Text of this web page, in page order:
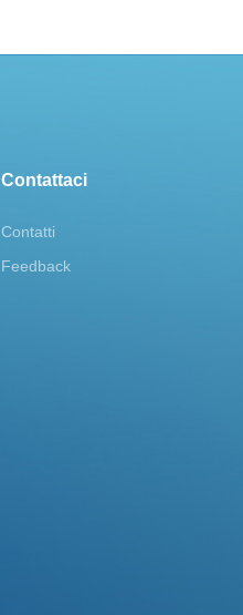
Contattaci
Contatti
Feedback